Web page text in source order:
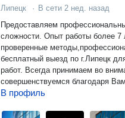
Липецк · В сети 2 нед. назад
Предоставляем
сложности. Опыт работы более 7
проверенные
бесплатный выезд по г.Липецк
работ. Всегда принимаем во
совершенствуемся благодаря
В профиль